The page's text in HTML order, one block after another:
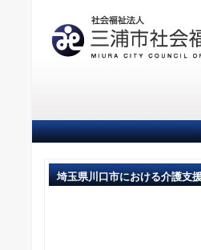
埼玉県川口市における介護支